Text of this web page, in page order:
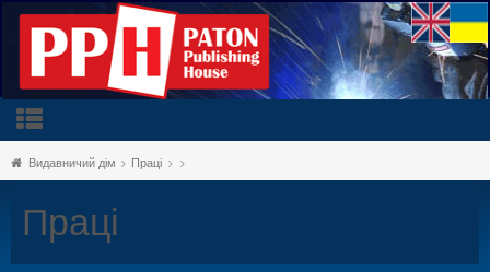
Видавничий дім Праці
Праці